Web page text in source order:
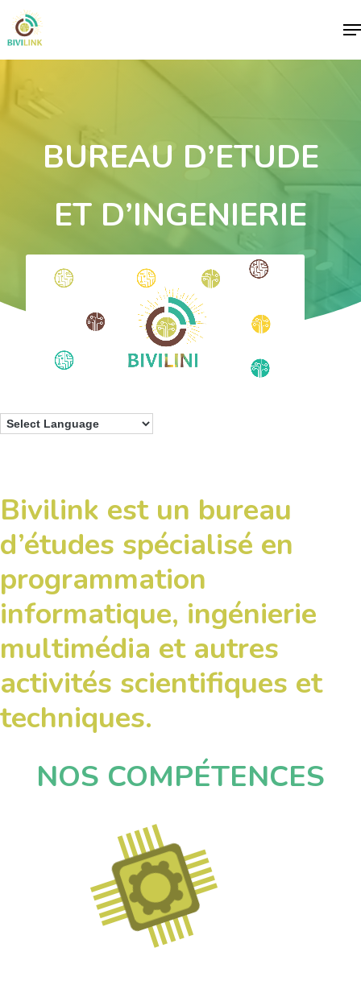
BUREAU D’ETUDE
ET D’INGENIERIE
Bivilink est un bureau
d’études spécialisé en
programmation
informatique, ingénierie
multimédia et autres
activités scientifiques et
techniques.
NOS COMPÉTENCES